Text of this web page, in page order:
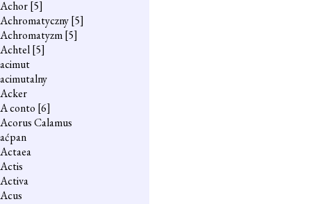
Achor[5]
Achromatyczny[5]
Achromatyzm[5]
Achtel[5]
acimut
acimutalny
Acker
A conto [6]
Acorus Calamus
aćpan
Actaea
Actis
Activa
Acus